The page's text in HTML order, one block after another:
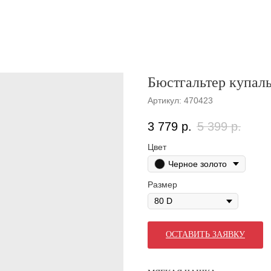
Бюстгальтер
Артикул: 470423
3 779 р. 5 399 р.
Цвет
Черное золото
Размер
ОСТАВИТЬ ЗАЯВКУ